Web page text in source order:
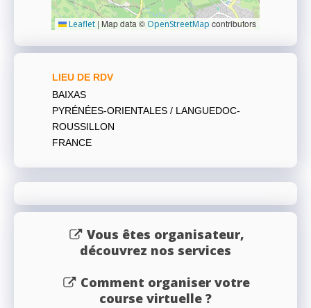
Leaflet | Map data © OpenStreetMapcontributors
LIEU DE RDV
BAIXAS
PYRÉNÉES-ORIENTALES / LANGUEDOC-
ROUSSILLON
FRANCE
Vous êtes organisateur,
découvrez nos services
Comment organiser votre
course virtuelle ?